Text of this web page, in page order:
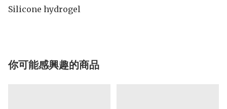
Silicone hydrogel
你可能感興趣的商品